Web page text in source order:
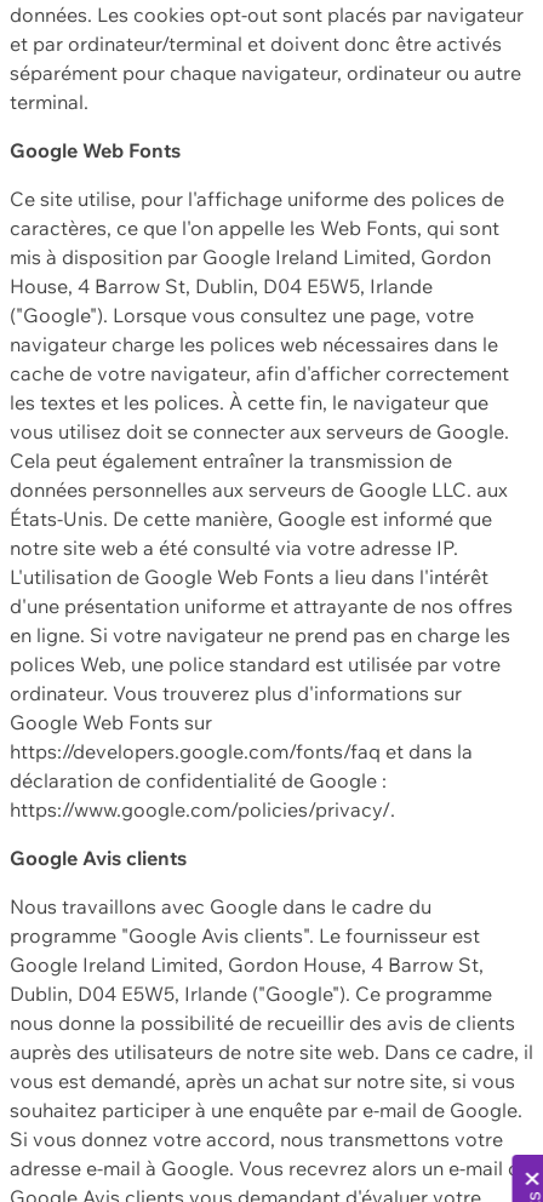
données. Les cookies opt-out sont placés par navigateur
et par ordinateur/terminal et doivent donc être activés
séparément pour chaque navigateur, ordinateur ou autre
terminal.
Google Web Fonts
Ce site utilise, pour l'affichage uniforme des polices de
caractères, ce que l'on appelle les Web Fonts, qui sont
mis à disposition par Google Ireland Limited, Gordon
House, 4 Barrow St, Dublin, D04 E5W5, Irlande
("Google"). Lorsque vous consultez une page, votre
navigateur charge les polices web nécessaires dans le
cache de votre navigateur, afin d'afficher correctement
les textes et les polices. À cette fin, le navigateur que
vous utilisez doit se connecter aux serveurs de Google.
Cela peut également entraîner la transmission de
données personnelles aux serveurs de Google LLC. aux
États-Unis. De cette manière, Google est informé que
notre site web a été consulté via votre adresse IP.
L'utilisation de Google Web Fonts a lieu dans l'intérêt
d'une présentation uniforme et attrayante de nos offres
en ligne. Si votre navigateur ne prend pas en charge les
polices Web, une police standard est utilisée par votre
ordinateur. Vous trouverez plus d'informations sur
Google Web Fonts sur
https://developers.google.com/fonts/faq et dans la
déclaration de confidentialité de Google :
https://www.google.com/policies/privacy/.
Google Avis clients
Nous travaillons avec Google dans le cadre du
programme "Google Avis clients". Le fournisseur est
Google Ireland Limited, Gordon House, 4 Barrow St,
Dublin, D04 E5W5, Irlande ("Google"). Ce programme
nous donne la possibilité de recueillir des avis de clients
auprès des utilisateurs de notre site web. Dans ce cadre, il
vous est demandé, après un achat sur notre site, si vous
souhaitez participer à une enquête par e-mail de Google.
Si vous donnez votre accord, nous transmettons votre
adresse e-mail à Google. Vous recevrez alors un e-mail de